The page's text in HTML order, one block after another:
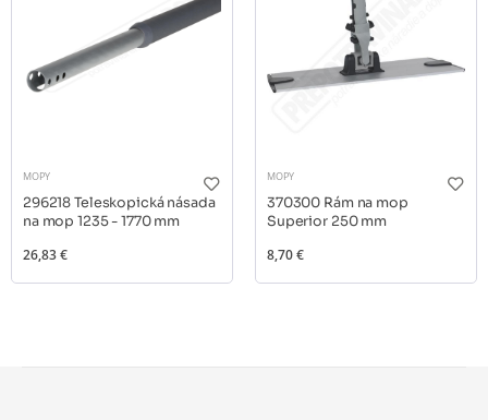
MOPY
296218 Teleskopická násada
na mop 1235 - 1770 mm
26,83 €
MOPY
370300 Rám na mop
Superior 250 mm
8,70 €